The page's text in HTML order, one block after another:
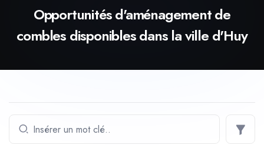
Opportunités d'aménagement de
combles disponibles dans la ville d'Huy